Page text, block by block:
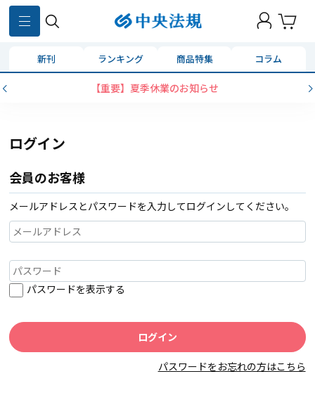
新刊 ランキング 商品特集 コラム
【重要】夏季休業のお知らせ
ログイン
会員のお客様
メールアドレスとパスワードを入力してログインしてください。
パスワードを表示する
パスワードをお忘れの方はこちら